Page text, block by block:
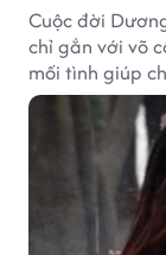
Cuộc đời
chỉ gắn với võ
mối tình giúp